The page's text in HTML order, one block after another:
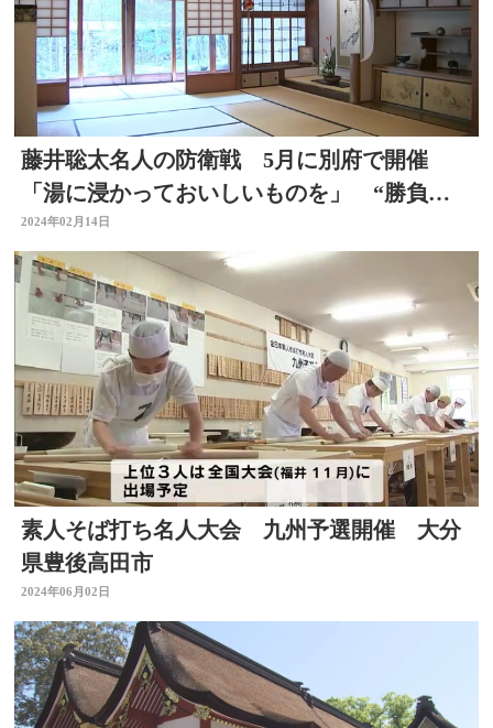
藤井聡太名人の防衛戦 5月に別府で開催
「湯に浸かっておいしいものを」 “勝負め
し”予想も沸騰
2024年02月14日
素人そば打ち名人大会 九州予選開催 大分
県豊後高田市
2024年06月02日